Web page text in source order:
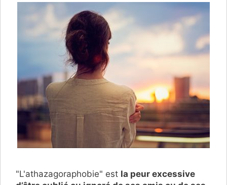
"L'athazagoraphobie" est la peur excessive